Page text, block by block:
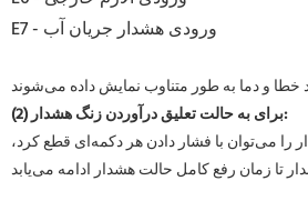
E7 - ورودی هشدار جریان آب
(2) برای به حالت تعلیق درآوردن زنگ هشدار:
می‌توان با فشار دادن هر دکمه‌ای قطع کرد،